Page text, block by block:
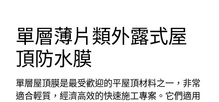
單層薄片類外露式屋
頂防水膜
單層屋頂膜是最受歡迎的平屋頂材料之一，非常
適合輕質，經濟高效的快速施工專案。它們適用